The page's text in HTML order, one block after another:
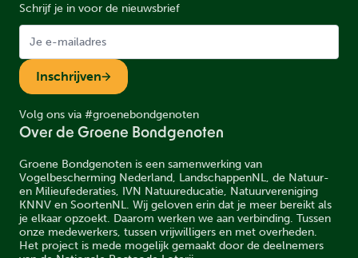
Over de Groene Bondgenoten
Groene Bondgenoten is een samenwerking van
Vogelbescherming Nederland, LandschappenNL, de Natuur-
en Milieufederaties, IVN Natuureducatie, Natuurvereniging
KNNV en SoortenNL. Wij geloven erin dat je meer bereikt als
je elkaar opzoekt. Daarom werken we aan verbinding. Tussen
onze medewerkers, tussen vrijwilligers en met overheden.
Het project is mede mogelijk gemaakt door de deelnemers
Schrijf je in voor de nieuwsbrief
Inschrijven
Volg ons via #groenebondgenoten